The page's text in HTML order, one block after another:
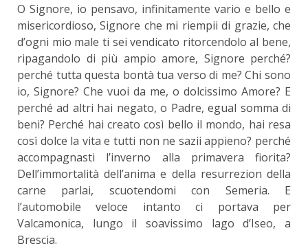
O Signore, io pensavo, infinitamente vario e bello e
misericordioso, Signore che mi riempii di grazie, che
d’ogni mio male ti sei vendicato ritorcendolo al bene,
ripagandolo di più ampio amore, Signore perché?
perché tutta questa bontà tua verso di me? Chi sono
io, Signore? Che vuoi da me, o dolcissimo Amore? E
perché ad altri hai negato, o Padre, egual somma di
beni? Perché hai creato così bello il mondo, hai resa
così dolce la vita e tutti non ne sazii appieno? perché
accompagnasti l’inverno alla primavera fiorita?
Dell’immortalità dell’anima e della resurrezion della
carne parlai, scuotendomi con Semeria. E
l’automobile veloce intanto ci portava per
Valcamonica, lungo il soavissimo lago d’Iseo, a
Brescia.